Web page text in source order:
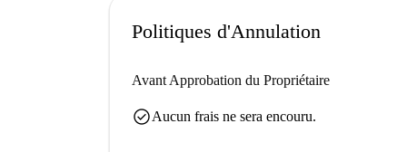
Politiques d'Annulation
Avant Approbation du Propriétaire
check_circleAucun frais ne sera encouru.